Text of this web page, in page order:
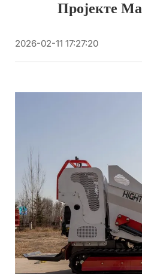
Пројекте
2026-02-11 17:27:20